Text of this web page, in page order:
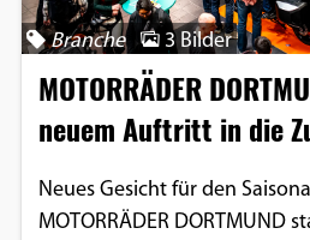
Branche 3 Bilder
MOTORRÄDER
neuem Auftritt in die
Neues Gesicht für den
MOTORRÄDER DORTMUND